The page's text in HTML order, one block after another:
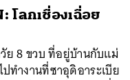
โลกเชื่องเฉื่อย
ย 8 ขวบ ที่อยู่บ้านกับแม่
ทำงานที่ซาอุดิอาระเบีย